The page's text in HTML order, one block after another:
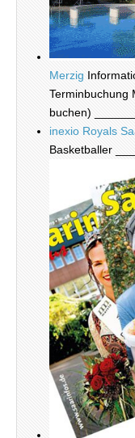
Merzig
Terminbuchung
buchen)
inexio Royals
Basketballer